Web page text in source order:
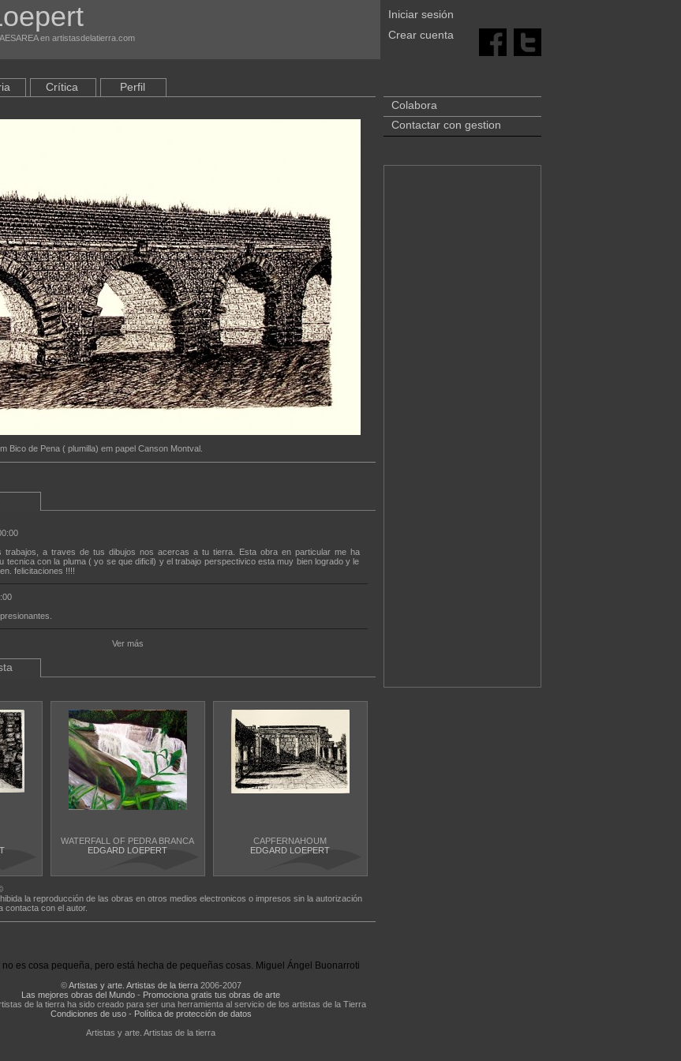
en artistasdelatierra.com
Iniciar sesión
Crear cuenta
Crítica Perfil
Bico de Pena ( plumilla) em papel Canson Montval.
trabajos, a traves de tus dibujos nos acercas a tu tierra. Esta obra en particular me ha
tecnica con la pluma ( yo se que dificil) y el trabajo perspectivico esta muy bien logrado y le
felicitaciones !!!!
Ver más
WATERFALL OF PEDRA BRANCA
EDGARD LOEPERT
CAPFERNAHOUM
EDGARD LOEPERT
la reproducción de las obras en otros medios electronicos o impresos sin la autorización
contacta con el autor.
Colabora
Contactar con gestion
no es cosa pequeña, pero está hecha de pequeñas cosas. Miguel Ángel Buonarroti
©Artistas y arte. Artistas de la tierra2006-2007
Las mejores obras del Mundo - Promociona gratis tus obras de arte
de la tierra ha sido creado para ser una herramienta al servicio de los artistas de la Tierra
Condiciones de uso- Política de protección de datos
Artistas y arte. Artistas de la tierra